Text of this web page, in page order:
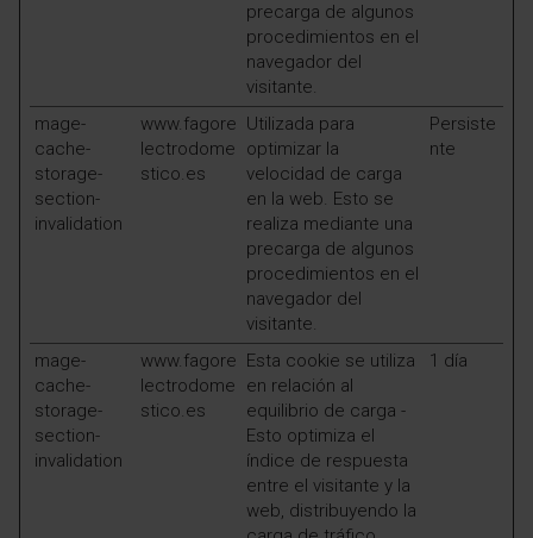
precarga de algunos
procedimientos en el
navegador del
visitante.
mage-
cache-
storage-
section-
invalidation
www.fagore
lectrodome
stico.es
Utilizada para
optimizar la
velocidad de carga
en la web. Esto se
realiza mediante una
precarga de algunos
procedimientos en el
navegador del
visitante.
Persiste
nte
mage-
cache-
storage-
section-
invalidation
www.fagore
lectrodome
stico.es
Esta cookie se utiliza
en relación al
equilibrio de carga -
Esto optimiza el
índice de respuesta
entre el visitante y la
web, distribuyendo la
1 día